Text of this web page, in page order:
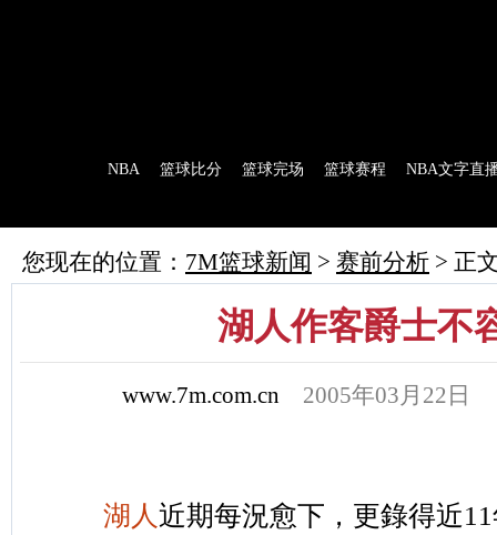
NBA 篮球比分 篮球完场 篮球赛程 NBA文字直
您现在的位置： 7M篮球新闻 > 赛前分析 > 正
湖人作客爵士不
www.7m.com.cn 2005年03月22
湖人近期每況愈下，更錄得近